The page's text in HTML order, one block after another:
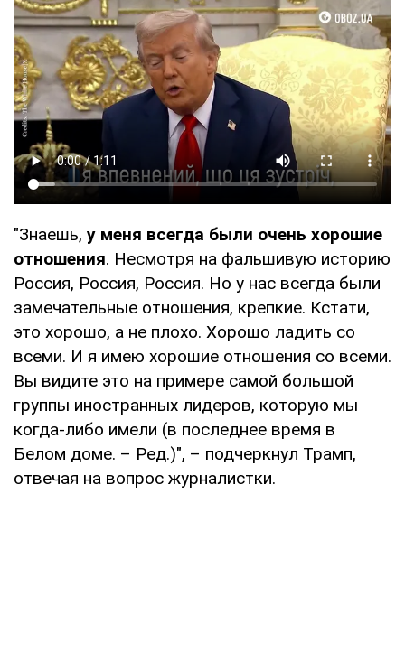
"Знаешь, у меня всегда были очень хорошие
отношения. Несмотря на фальшивую историю
Россия, Россия, Россия. Но у нас всегда были
замечательные отношения, крепкие. Кстати,
это хорошо, а не плохо. Хорошо ладить со
всеми. И я имею хорошие отношения со всеми.
Вы видите это на примере самой большой
группы иностранных лидеров, которую мы
когда-либо имели (в последнее время в
Белом доме. – Ред.)", – подчеркнул Трамп,
отвечая на вопрос журналистки.